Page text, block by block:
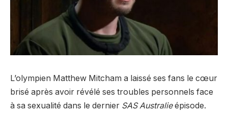
L’olympien Matthew Mitcham a laissé ses fans le cœur
brisé après avoir révélé ses troubles personnels face
à sa sexualité dans le dernier SAS Australieépisode.